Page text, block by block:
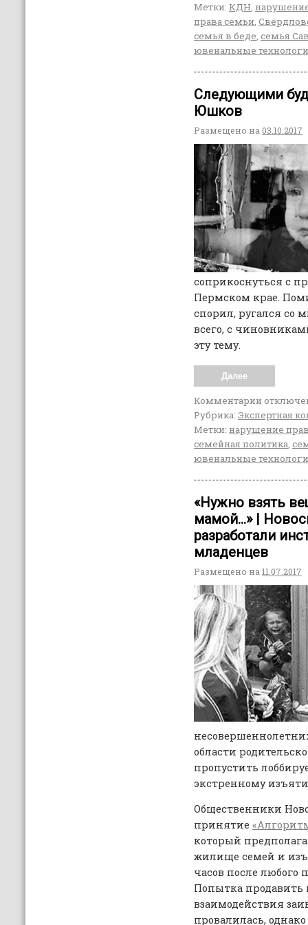
Метки: КДН,
права семьи,
семья в беде, семья
ювенальные
Следующими
Юшков
Размещено на 03.10.2017
соприкоснуться с
Пермском крае.
спорил, ругался со
всего, с
эту тему.
Далее
Комментарии
Рубрика: Экспертная
Метки: нарушение
семейная политика,
ювенальные
«Нужно взять
мамой…» |
разработали
младенцев
Размещено на 11.07.2017
области
пропустить
экстренному
Общественники
принятие
который
жилище семей и
часов после любого
Попытка
взаимодействия
провалилась,